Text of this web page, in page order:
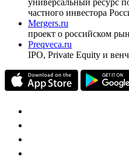
частного инвестора
Mergers.ru
проект о российском
Preqveca.ru
IPO, Private Equity и